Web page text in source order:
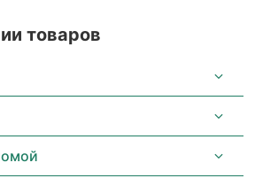
товаров